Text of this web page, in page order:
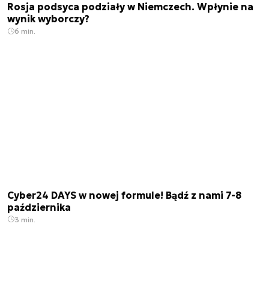
Rosja podsyca podziały w Niemczech. Wpłynie na
wynik wyborczy?
6 min.
Cyber24 DAYS w nowej formule! Bądź z nami 7-8
października
3 min.